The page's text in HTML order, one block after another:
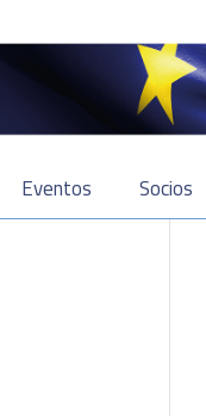
Eventos Socios